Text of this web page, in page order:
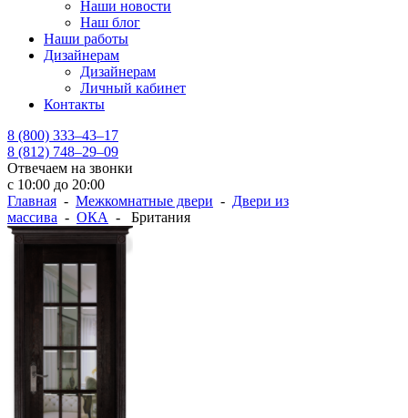
Наши новости
Наш блог
Наши работы
Дизайнерам
Дизайнерам
Личный кабинет
Контакты
8 (800) 333–43–17
8 (812) 748–29–09
Отвечаем на звонки
с 10:00 до 20:00
Главная - Межкомнатные двери - Двери из
массива - ОКА - Британия